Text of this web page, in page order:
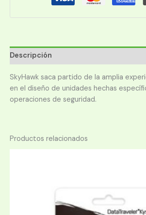
Descripción
SkyHawk saca partido de la amplia
en el diseño de unidades hechas
operaciones de seguridad.
Productos relacionados